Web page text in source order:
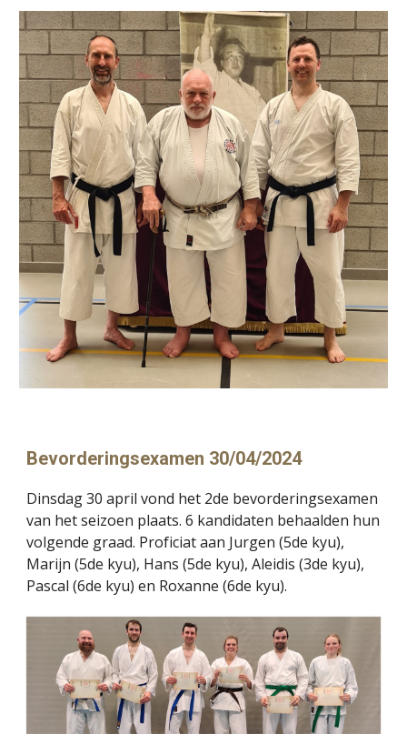
Bevorderingsexamen 30/04/2024
Dinsdag 30 april vond het 2de bevorderingsexamen
van het seizoen plaats. 6 kandidaten behaalden hun
volgende graad. Proficiat aan Jurgen (5de kyu),
Marijn (5de kyu), Hans (5de kyu),Aleidis (3de kyu),
Pascal (6de kyu) en Roxanne (6de kyu).